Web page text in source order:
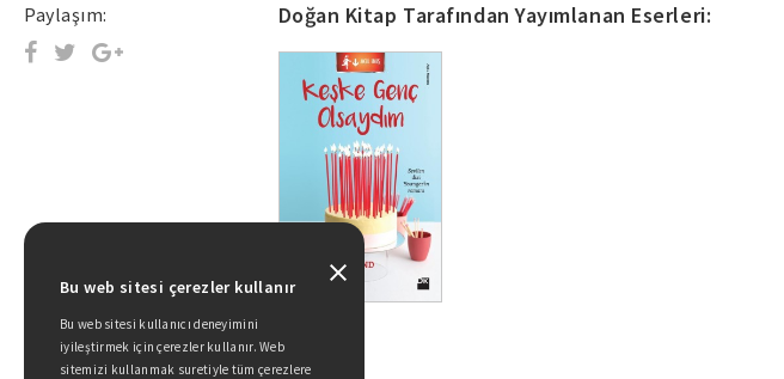
Paylaşım: Doğan Kitap Tarafından Yayımlanan Eserleri:
Bu web sitesi çerezler kullanır
Bu web sitesi kullanıcı deneyimini
iyileştirmek için çerezler kullanır. Web
sitemizi kullanmak suretiyle tüm çerezlere